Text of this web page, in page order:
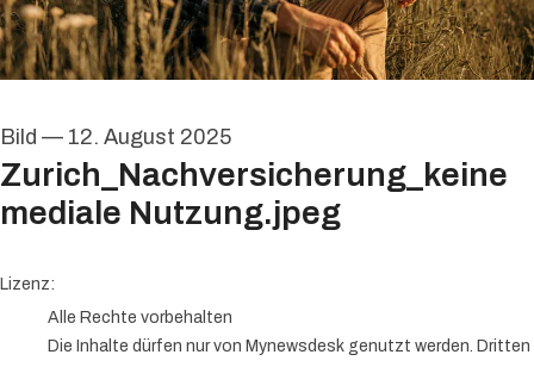
Bild — 12. August 2025
Zurich_Nachversicherung_keine
mediale Nutzung.jpeg
go to media item
Lizenz:
Alle Rechte vorbehalten
Die Inhalte dürfen nur von Mynewsdesk genutzt werden.